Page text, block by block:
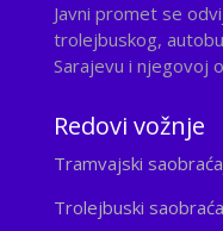
Javni promet se
trolejbuskog,
Sarajevu i njegovoj
Redovi vožnje
Tramvajski
Trolejbuski